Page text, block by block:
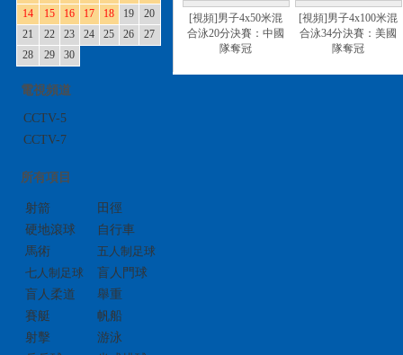
14
15 16 17 18 19
20
21
22 23 24 25 26
27
28
29 30
電視頻道
CCTV-5
CCTV-7
所有項目
射箭
田徑
硬地滾球
自行車
馬術
五人制足球
七人制足球
盲人門球
盲人柔道
舉重
賽艇
帆船
射擊
游泳
[視頻]男子4x50米混
合泳20分決賽：中國
隊奪冠
[視頻]男子4x100米混
合泳34分決賽：美國
隊奪冠